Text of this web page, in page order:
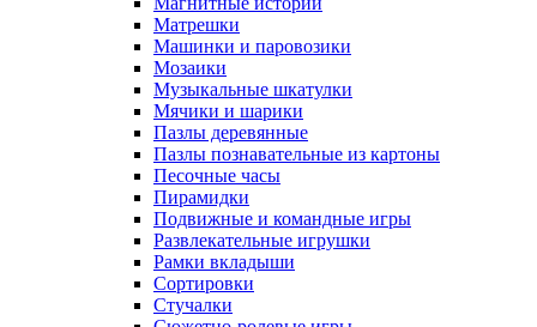
Матрешки
Машинки и паровозики
Мозаики
Музыкальные шкатулки
Мячики и шарики
Пазлы деревянные
Пазлы познавательные из картоны
Песочные часы
Пирамидки
Подвижные и командные игры
Развлекательные игрушки
Рамки вкладыши
Сортировки
Стучалки